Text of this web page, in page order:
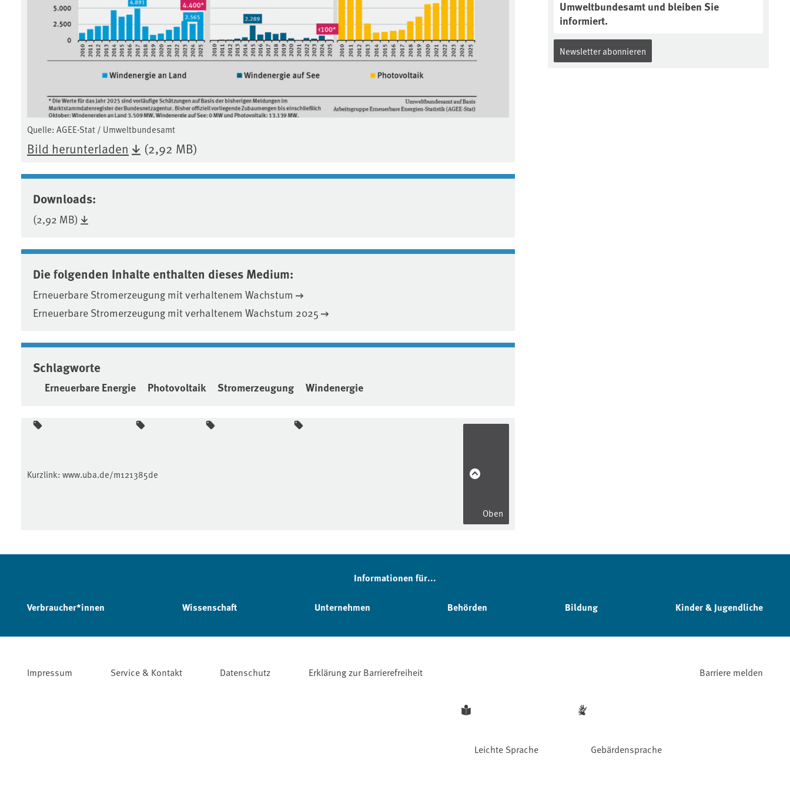
Quelle: AGEE-Stat / Umweltbundesamt
Bild herunterladen (2,92 MB)
Downloads:
(2,92 MB)
Die folgenden Inhalte enthalten dieses Medium:
Erneuerbare Stromerzeugung mit verhaltenem Wachstum
Erneuerbare Stromerzeugung mit verhaltenem Wachstum 2025
Schlagworte
Erneuerbare Energie Photovoltaik Stromerzeugung Windenergie
Umweltbundesamt und bleiben Sie
informiert.
Newsletter abonnieren
Kurzlink: www.uba.de/m121385de
Oben
Informationen für...
Verbraucher*innen Wissenschaft Unternehmen Behörden Bildung Kinder & Jugendliche
Impressum Service & Kontakt Datenschutz Erklärung zur Barrierefreiheit
Leichte Sprache Gebärdensprache
Barriere melden